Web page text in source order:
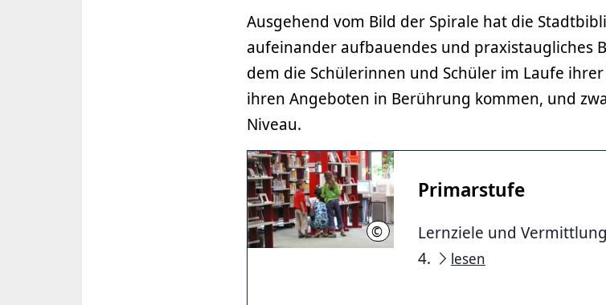
Ausgehend vom Bild der Spirale hat die
aufeinander aufbauendes und praxistaugliches
dem die Schülerinnen und Schüler im Laufe
ihren Angeboten in Berührung kommen, und
Niveau.
© Stadtbibliothek Hannover
Primarstufe
Lernziele und
4.
lesen